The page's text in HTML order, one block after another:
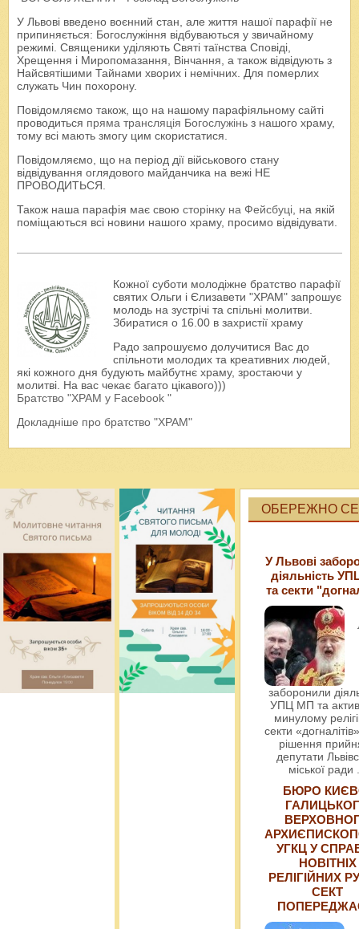
У Львові введено воєнний стан, але життя нашої парафії не
припиняється: Богослужіння відбуваються у звичайному
режимі. Священики уділяють Святі таїнства Сповіді,
Хрещення і Миропомазання, Вінчання, а також відвідують з
Найсвятішими Тайнами хворих і немічних. Для померлих
служать Чин похорону.
Повідомляємо також, що на нашому парафіяльному сайті
проводиться пряма трансляція Богослужінь з нашого храму,
тому всі мають змогу цим скористатися.
Повідомляємо, що на період дії військового стану
відвідування оглядового майданчика на вежі НЕ
ПРОВОДИТЬСЯ.
Також наша парафія має свою сторінку на Фейсбуці, на якій
поміщаються всі новини нашого храму, просимо відвідувати.
Кожної суботи молодіжне братство парафії
святих Ольги і Єлизавети "ХРАМ" запрошує
молодь на зустрічі та спільні молитви.
Збиратися о 16.00 в захристії храму
Радо запрошуємо долучитися Вас до
спільноти молодих та креативних людей,
які кожного дня будують майбутнє храму, зростаючи у
молитві. На вас чекає багато цікавого)))
Братство "ХРАМ у Facebook "
Докладніше про братство "ХРАМ"
ОБЕРЕЖНО
У Львові
діяльність
та секти
заборонили
УПЦ МП та
минулому
секти
рішення
депутати
міської ради
БЮРО
УГКЦ У
НОВІТНІХ
РЕЛІГІЙНИХ
СЕКТ